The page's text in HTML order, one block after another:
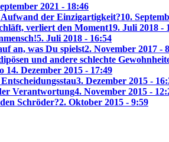
2021 - 18:46
der Einzigartigkeit?10.
verliert den Moment19. Juli 2018 -
5. Juli 2018 - 16:54
an, was Du spielst2. November 2017 -
und andere schlechte
14. Dezember 2015 - 17:49
3. Dezember 2015 -
Verantwortung4. November 2015 -
Schröder?2. Oktober 2015 - 9:59